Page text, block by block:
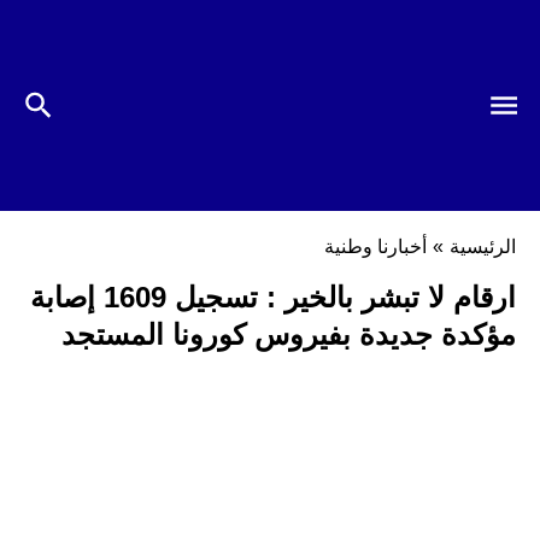
الرئيسية » أخبارنا وطنية
ارقام لا تبشر بالخير : تسجيل 1609 إصابة
مؤكدة جديدة بفيروس كورونا المستجد